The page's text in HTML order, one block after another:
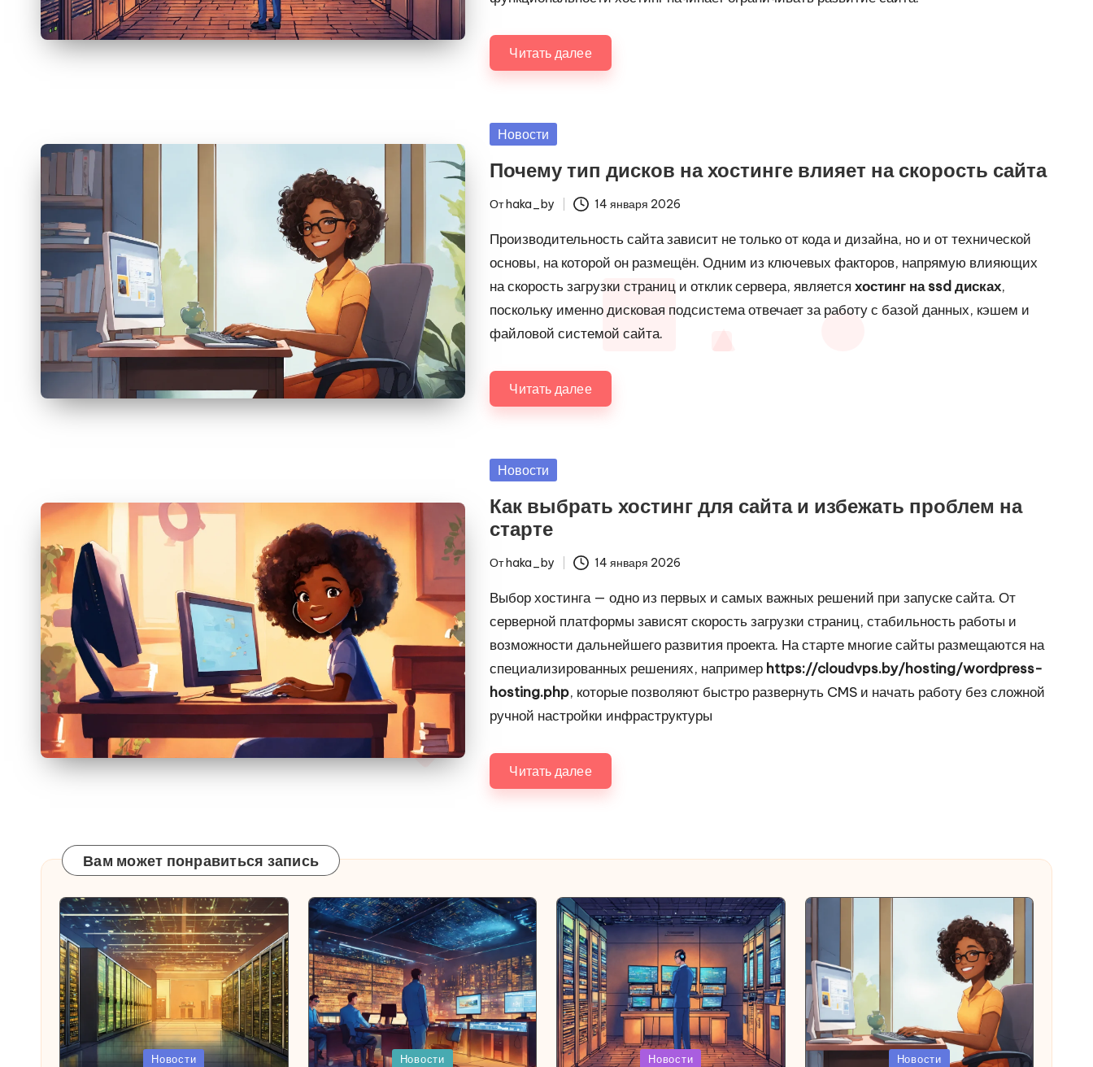
Читать далее
Опубликовано
Новости
Почему тип дисков на хостинге влияет на скорость сайта
Запись
от
Отhaka_by 14 января 2026
Производительность сайта зависит не только от кода и дизайна, но и от технической
основы, на которой он размещён. Одним из ключевых факторов, напрямую влияющих
на скорость загрузки страниц и отклик сервера, являетсяхостинг на ssd дисках,
поскольку именно дисковая подсистема отвечает за работу с базой данных, кэшем и
файловой системой сайта.
Читать далее
Опубликовано
Новости
Как выбрать хостинг для сайта и избежать проблем на
старте
Запись
от
Отhaka_by 14 января 2026
Выбор хостинга — одно из первых и самых важных решений при запуске сайта. От
серверной платформы зависят скорость загрузки страниц, стабильность работы и
возможности дальнейшего развития проекта. На старте многие сайты размещаются на
специализированных решениях, например https://cloudvps.by/hosting/wordpress-
hosting.php, которые позволяют быстро развернуть CMS и начать работу без сложной
ручной настройки инфраструктуры
Читать далее
Вам может понравиться запись
ОпубликованоНовости ОпубликованоНовости ОпубликованоНовости ОпубликованоНовости